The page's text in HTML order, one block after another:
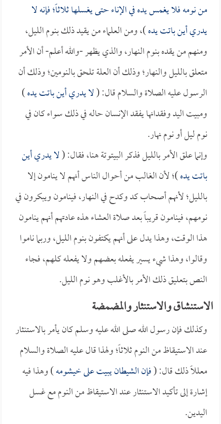
من نومه فلا يغمس يده في الإناء حتى يغسلها ثلاثاً؛ فإنه لا
يدري أين باتت يده)، ومن العلماء من يقيد ذلك بنوم الليل،
ومنهم من يقده بنوم النهار، والذي يظهر -والله أعلم- أن الأمر
متعلق بالليل والنهار؛ وذلك أن العلة تلحق بالنومين؛ وذلك أن
الرسول عليه الصلاة والسلام قال: (لا يدري أين باتت يده)
ومبيت اليد وفقدانها يفقد الإنسان حاله في ذلك سواء كان في
نوم ليل أو نوم نهار.
وإنما علق الأمر بالليل فذكر البيتوتة هنا، فقال: (لا يدري أين
باتت يده)؛ لأن الغالب من أحوال الناس أنهم لا ينامون إلا
بالليل؛ لأنهم أصحاب كد وكدح في النهار، فينامون ويبكرون في
نومهم، فينامون قريباً بعد صلاة العشاء هذه عادتهم أنهم ينامون
هذا الوقت، وهذا يدل على أنهم يكتفون بنوم الليل، وربما ناموا
وقالوا، وهذا شيء يسير يفعله بعضهم ولا يفعله كلهم، فجاء
النص بتعليق ذلك الأمر بالأغلب وهو نوم الليل.
الاستنشاق والاستنثار والمضمضة
وكذلك فإن رسول الله صلى الله عليه وسلم كان يأمر بالاستنثار
عند الاستيقاظ من النوم ثلاثاً؛ ولهذا قال عليه الصلاة والسلام
معللاً ذلك قال: (فإن الشيطان يبيت على خيشومه) وهذا فيه
إشارة إلى تأكيد الاستنثار عند الاستيقاظ من النوم مع غسل
اليدين.